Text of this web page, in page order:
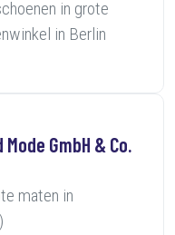
in grote
in Berlin
GmbH & Co.
maten in